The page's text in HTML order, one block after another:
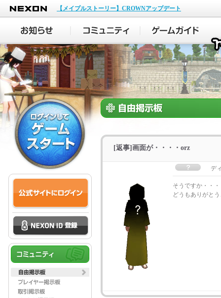
NEXON
【メイプルストーリー】CROWNアップデート
[返事]画面が・・・・orz
デ
そうですか・・・
どうもありがと